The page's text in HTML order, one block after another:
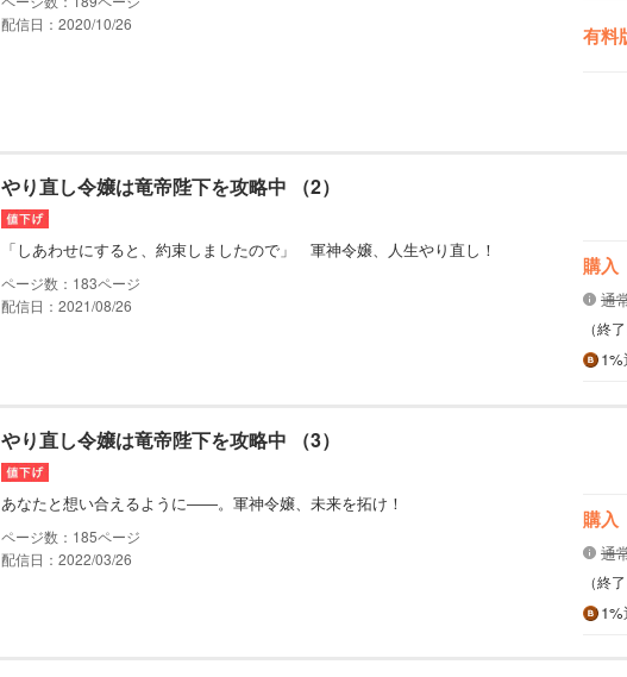
配信日：2020/10/26
有料
やり直し令嬢は竜帝陛下を攻略中 （2）
「しあわせにすると、約束しましたので」 軍神令嬢、人生やり直し！
183
配信日：2021/08/26
購入
通
（終
1%
やり直し令嬢は竜帝陛下を攻略中 （3）
あなたと想い合えるように――。軍神令嬢、未来を拓け！
185
配信日：2022/03/26
購入
通
（終
1%